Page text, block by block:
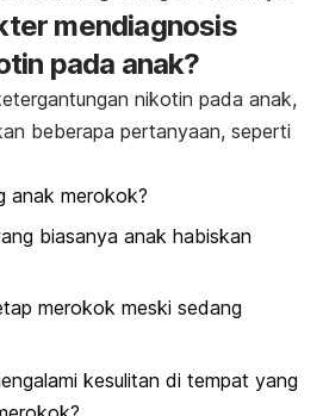
mendiagnosis
pada anak?
nikotin pada anak,
beberapa pertanyaan, seperti
anak merokok?
biasanya anak habiskan
merokok meski sedang
kesulitan di tempat yang